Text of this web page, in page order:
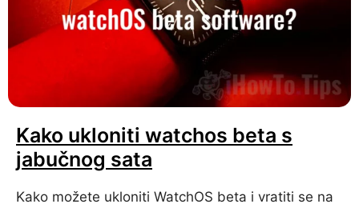
Kako ukloniti watchos beta s
jabučnog sata
Kako možete ukloniti WatchOS beta i vratiti se na